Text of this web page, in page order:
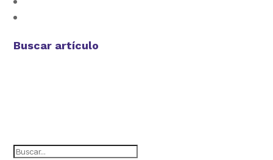
Buscar artículo